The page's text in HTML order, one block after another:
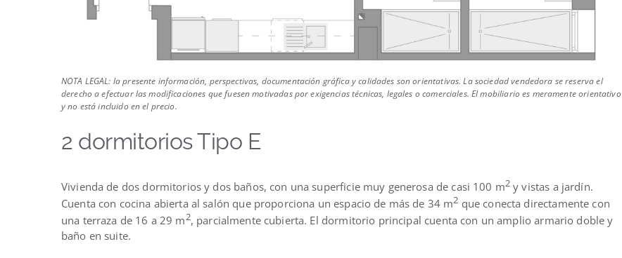
NOTA LEGAL: la presente información, perspectivas, documentación gráfica y calidades son orientativas. La sociedad vendedora se reserva el
derecho a efectuar las modificaciones que fuesen motivadas por exigencias técnicas, legales o comerciales. El mobiliario es meramente orientativo
y no está incluido en el precio.
2 dormitorios Tipo E
Vivienda de dos dormitorios y dos baños, con una superficie muy generosa de casi 100 m2 y vistas a jardín.
Cuenta con cocina abierta al salón que proporciona un espacio de más de 34 m2 que conecta directamente con
una terraza de 16 a 29 m2, parcialmente cubierta. El dormitorio principal cuenta con un amplio armario doble y
baño en suite.